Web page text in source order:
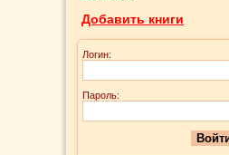
Добавить книги
Логин:
Пароль: